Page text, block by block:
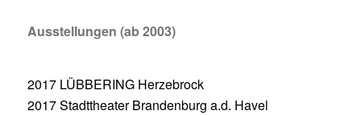
Ausstellungen (ab 2003)
2017 LÜBBERING Herzebrock
2017 Stadttheater Brandenburg a.d. Havel